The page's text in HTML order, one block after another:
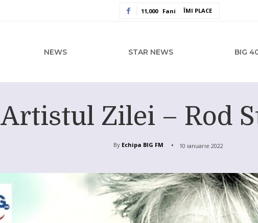
11,000 Fani ÎMI PLACE
NEWS STAR NEWS BIG
Artistul Zilei – Rod
By Echipa BIG FM 10 ianuarie 2022